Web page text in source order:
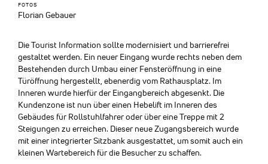
FOTOS
Florian Gebauer
Die Tourist Information sollte modernisiert und barrierefrei
gestaltet werden. Ein neuer Eingang wurde rechts neben dem
Bestehenden durch Umbau einer Fensteröffnung in eine
Türöffnung hergestellt, ebenerdig vom Rathausplatz. Im
Inneren wurde hierfür der Eingangbereich abgesenkt. Die
Kundenzone ist nun über einen Hebelift im Inneren des
Gebäudes für Rollstuhlfahrer oder über eine Treppe mit 2
Steigungen zu erreichen. Dieser neue Zugangsbereich wurde
mit einer integrierter Sitzbank ausgestattet, um somit auch ein
kleinen Wartebereich für die Besucher zu schaffen.